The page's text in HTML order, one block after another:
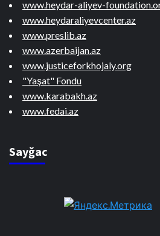
www.heydar-aliyev-
www.heydaraliyevcenter.az
www.preslib.az
www.azerbaijan.az
www.justiceforkhojaly.org
"Yaşat" Fondu
www.karabakh.az
www.fedai.az
Sayğac